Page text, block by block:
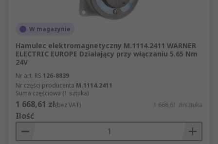
W magazynie
Hamulec elektromagnetyczny M.1114.2411 WARNER
ELECTRIC EUROPE Działający przy włączaniu 5.65 Nm
24V
Nr art. RS 126-8839
Nr części producenta M.1114.2411
Suma częściowa (1 sztuka)
1 668,61 zł(bez VAT) 1 668,61 zł/sztuka
Ilość